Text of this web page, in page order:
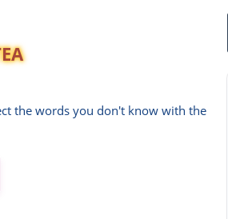
the words you don't know with the